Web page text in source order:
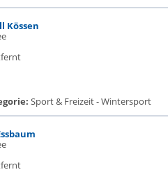
Kössen
Sport & Freizeit - Wintersport